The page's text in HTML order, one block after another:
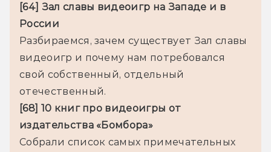
[64] Зал славы видеоигр на Западе и в
России
Разбираемся, зачем существует Зал славы
видеоигр и почему нам потребовался
свой собственный, отдельный
[68] 10 книг про видеоигры от
издательства «Бомбора»
Собрали список самых примечательных